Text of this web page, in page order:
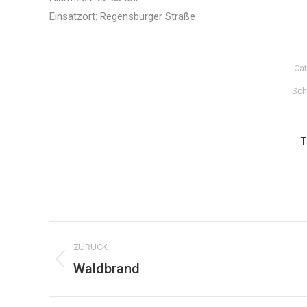
Einsatzort: Regensburger Straße
Kommentarnavigation
ZURÜCK
Vorheriger
Waldbrand